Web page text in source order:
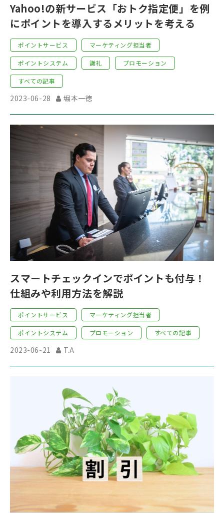
Yahoo!の新サービス「おトク指定便」を例
にポイントを導入するメリットを考える
ポイントサービス マーケティング担当者
ポイントシステム 謝礼 プロモーション
すべての記事
2023-06-28 堀本一徳
スマートチェックインでポイントも付与！
仕組みや利用方法を解説
ポイントサービス マーケティング担当者
ポイントシステム プロモーション すべての記事
2023-06-21 T.A